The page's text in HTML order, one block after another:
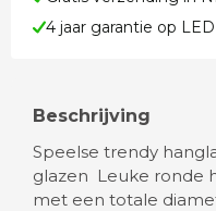
4 jaar garantie op LED
Beschrijving
Speelse trendy
glazen Leuke ronde
met een totale